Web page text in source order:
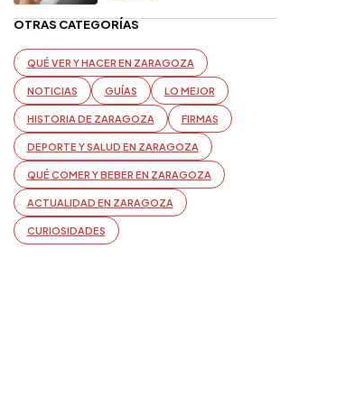
OTRAS CATEGORÍAS
QUÉ VER Y HACER EN ZARAGOZA
NOTICIAS GUÍAS LO MEJOR
HISTORIA DE ZARAGOZA FIRMAS
DEPORTE Y SALUD EN ZARAGOZA
QUÉ COMER Y BEBER EN ZARAGOZA
ACTUALIDAD EN ZARAGOZA
CURIOSIDADES